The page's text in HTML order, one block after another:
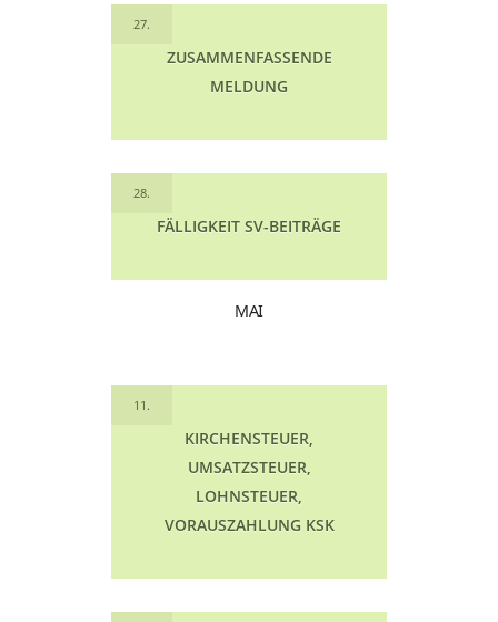
27.
ZUSAMMENFASSENDE
MELDUNG
28.
FÄLLIGKEIT SV-BEITRÄGE
MAI
11.
KIRCHENSTEUER,
UMSATZSTEUER,
LOHNSTEUER,
VORAUSZAHLUNG KSK